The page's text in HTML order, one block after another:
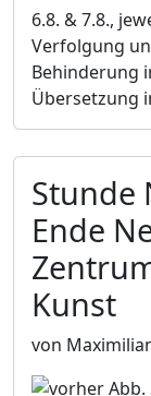
6.8. & 7.8.,
Verfolgung
Behinderung
Übersetzung
Stunde
Ende
Kunst
von